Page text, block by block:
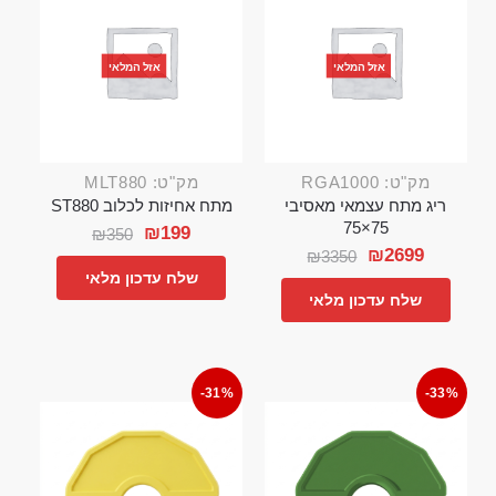
אזל המלאי
מק"ט: RGA1000
ריג מתח עצמאי מאסיבי
75×75
₪3350 ₪2699
שלח עדכון מלאי
אזל המלאי
מק"ט: MLT880
מתח אחיזות לכלוב ST880
₪350 ₪199
שלח עדכון מלאי
-33%
-31%